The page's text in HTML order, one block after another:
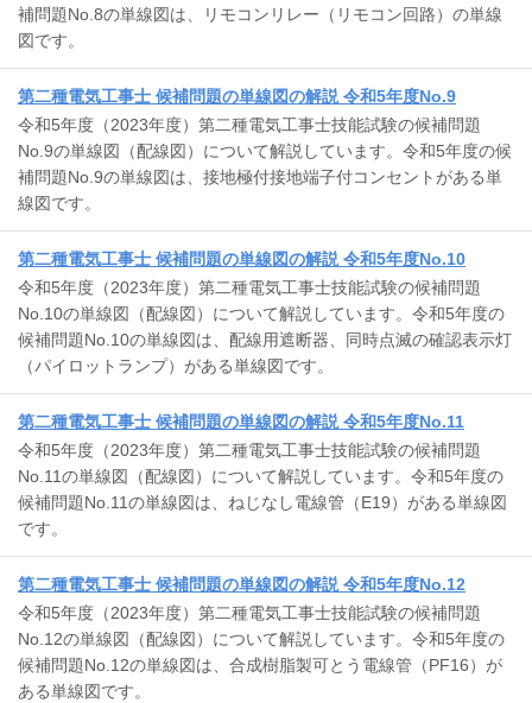
補問題No.8の単線図は、リモコンリレー（リモコン回路）の単線
図です。
第二種電気工事士 候補問題の単線図の解説 令和5年度No.9
令和5年度（2023年度）第二種電気工事士技能試験の候補問題
No.9の単線図（配線図）について解説しています。令和5年度の候
補問題No.9の単線図は、接地極付接地端子付コンセントがある単
線図です。
第二種電気工事士 候補問題の単線図の解説 令和5年度No.10
令和5年度（2023年度）第二種電気工事士技能試験の候補問題
No.10の単線図（配線図）について解説しています。令和5年度の
候補問題No.10の単線図は、配線用遮断器、同時点滅の確認表示灯
（パイロットランプ）がある単線図です。
第二種電気工事士 候補問題の単線図の解説 令和5年度No.11
令和5年度（2023年度）第二種電気工事士技能試験の候補問題
No.11の単線図（配線図）について解説しています。令和5年度の
候補問題No.11の単線図は、ねじなし電線管（E19）がある単線図
です。
第二種電気工事士 候補問題の単線図の解説 令和5年度No.12
令和5年度（2023年度）第二種電気工事士技能試験の候補問題
No.12の単線図（配線図）について解説しています。令和5年度の
候補問題No.12の単線図は、合成樹脂製可とう電線管（PF16）が
ある単線図です。